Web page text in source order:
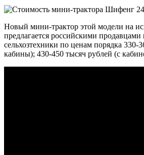
Новый мини-трактор этой модели на
предлагается российскими продавцами
сельхозтехники по ценам порядка 330-
кабины); 430-450 тысяч рублей (с